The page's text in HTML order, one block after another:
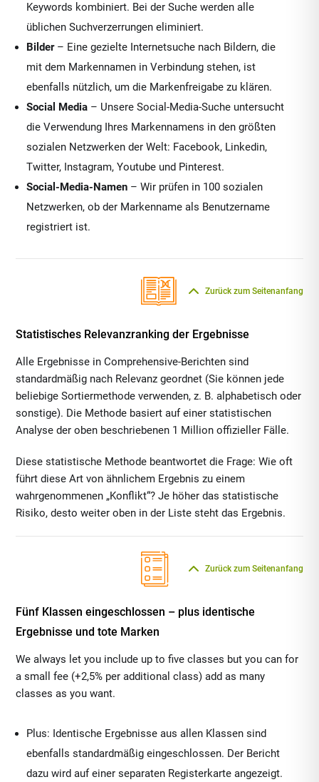
Keywords kombiniert. Bei der Suche werden alle
üblichen Suchverzerrungen eliminiert.
Bilder– Eine gezielte Internetsuche nach Bildern, die
mit dem Markennamen in Verbindung stehen, ist
ebenfalls nützlich, um die Markenfreigabe zu klären.
Social Media – Unsere Social-Media-Suche untersucht
die Verwendung Ihres Markennamens in den größten
sozialen Netzwerken der Welt: Facebook, Linkedin,
Twitter, Instagram, Youtube und Pinterest.
Social-Media-Namen – Wir prüfen in 100 sozialen
Netzwerken, ob der Markenname als Benutzername
registriert ist.
Statistisches Relevanzranking der Ergebnisse
Zurück zum Seitenanfang
Alle Ergebnisse in Comprehensive-Berichten sind
standardmäßig nach Relevanz geordnet (Sie können jede
beliebige Sortiermethode verwenden, z. B. alphabetisch oder
sonstige). Die Methode basiert auf einer statistischen
Analyse der oben beschriebenen 1 Million offizieller Fälle.
Diese statistische Methode beantwortet die Frage: Wie oft
führt diese Art von ähnlichem Ergebnis zu einem
wahrgenommenen „Konflikt“? Je höher das statistische
Risiko, desto weiter oben in der Liste steht das Ergebnis.
Fünf Klassen eingeschlossen – plus identische
Ergebnisse und tote Marken
Zurück zum Seitenanfang
We always let you include up to five classes but you can for
a small fee (+2,5% per additional class) add as many
classes as you want.
Plus: Identische Ergebnisse aus allen Klassen sind
ebenfalls standardmäßig eingeschlossen. Der Bericht
dazu wird auf einer separaten Registerkarte angezeigt.